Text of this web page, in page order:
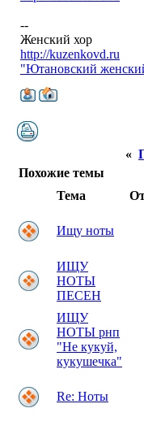
--
Женский хор
http://kuzenkovd.ru
"Ютановский
«
Похожие темы
Тема
Ищу ноты
ИЩУ
НОТЫ
ПЕСЕН
ИЩУ
НОТЫ рнп
"Не кукуй,
кукушечка"
Re: Ноты